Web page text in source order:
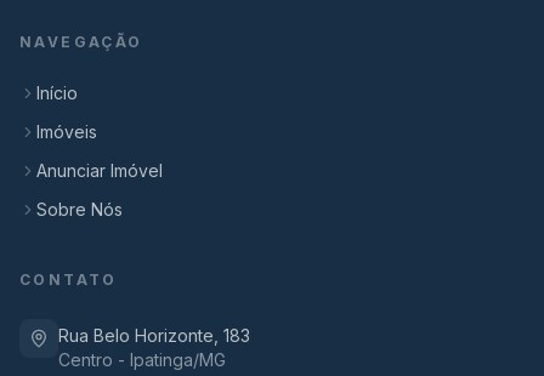
NAVEGAÇÃO
Início
Imóveis
Anunciar Imóvel
Sobre Nós
CONTATO
Rua Belo Horizonte, 183
Centro - Ipatinga/MG